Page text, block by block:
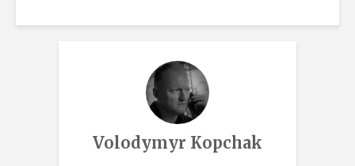
Volodymyr Kopchak